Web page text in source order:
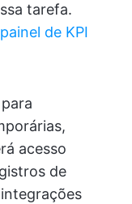
tarefa.
painel de KPI
acesso
de